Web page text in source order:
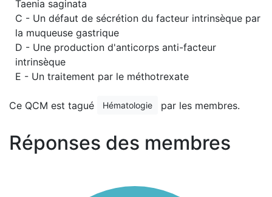
Taenia saginata
C - Un défaut de sécrétion du facteur intrinsèque par
la muqueuse gastrique
D - Une production d'anticorps anti-facteur
intrinsèque
E - Un traitement par le méthotrexate
Ce QCM est tagué Hématologie par les membres.
Réponses des membres